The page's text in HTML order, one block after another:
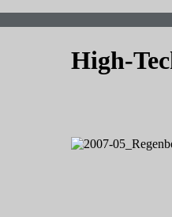
High-